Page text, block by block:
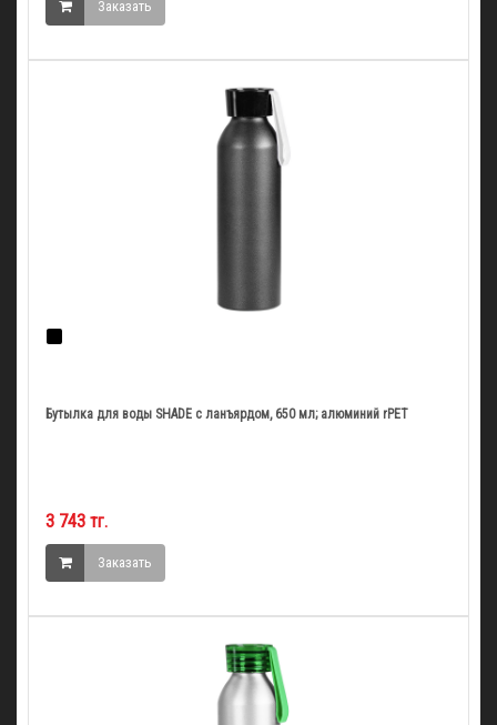
Заказать
Бутылка для воды SHADE с ланъярдом, 650 мл; алюминий rPET
3 743 тг.
Заказать